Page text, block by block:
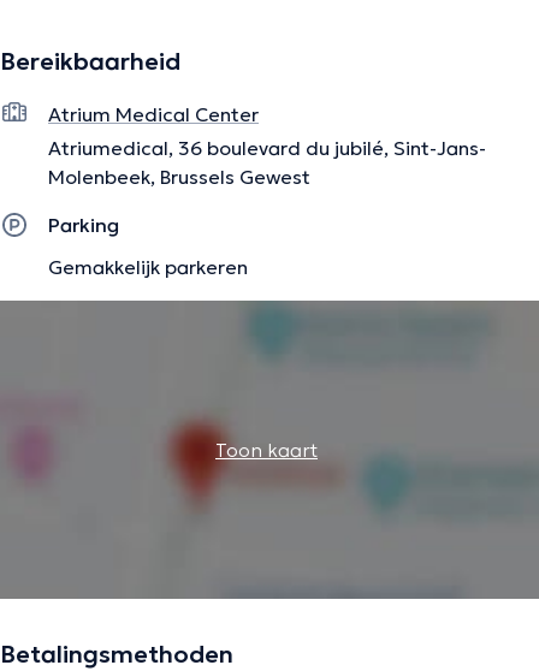
op geverifieerde informatie.
Bereikbaarheid
Atrium Medical Center
Atriumedical, 36 boulevard du jubilé, Sint-Jans-
Molenbeek, Brussels Gewest
Parking
Gemakkelijk parkeren
Toon kaart
Betalingsmethoden